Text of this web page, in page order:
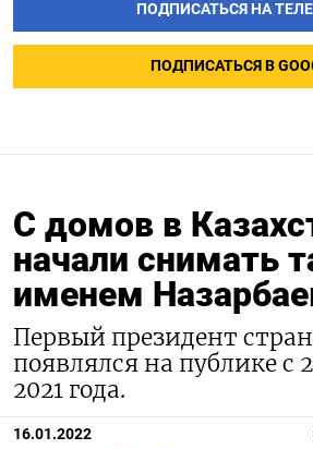
ПОДПИСАТЬСЯ НА
ПОДПИСАТЬСЯ В
С домов в
начали снимать
именем
Первый президент
появлялся на публике с
2021 года.
16.01.2022